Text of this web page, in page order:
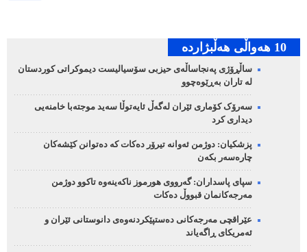
10 هه‌واڵی هه‌ڵبژارده‌
ساڵڕۆژی پەنجاساڵەی حیزبی سۆسیالیست دیموکراتی کوردستان
لە تاران بەڕێوەچوو
سەرۆک کۆماری ئێران لەگەڵ ئایەتوڵا سەید موجتەبا خامنەیی
دیداری کرد
پزشکیان: دوژمن ئەوانە تیرۆر دەکات کە دەتوانن کێشەکان
چارەسەر بکەن
سپای پاسداران: گەرووی هورموز ناکەینەوە تاکوو دوژمن
مەرجەکانمان قبووڵ دەکات
عێراقچی مەرجەکانی دەستپێکردنەوەی دانوستانی ئێران و
ئەمریکای ڕاگەیاند